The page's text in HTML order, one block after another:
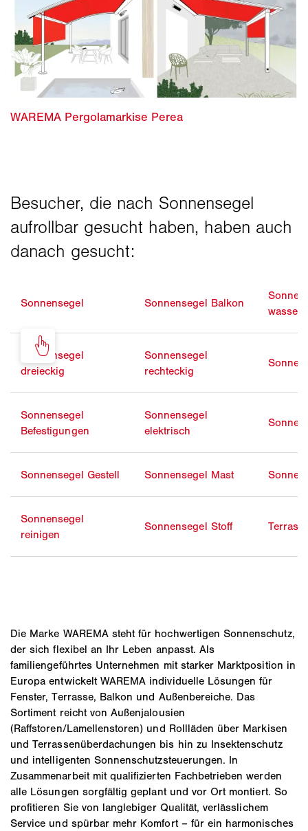
Sonnensegel Sonnensegel Balkon
Sonnensegel
dreieckig
Sonnensegel
rechteckig
Sonnensegel
Befestigungen
Sonnensegel
elektrisch
Sonnensegel Gestell Sonnensegel Mast
Sonnensegel
reinigen
Sonnensegel Stoff
Die Marke WAREMA steht für hochwertigen Sonnenschutz,
der sich flexibel an Ihr Leben anpasst. Als
familiengeführtes Unternehmen mit starker Marktposition in
Europa entwickelt WAREMA individuelle Lösungen für
Fenster, Terrasse, Balkon und Außenbereiche. Das
Sortiment reicht von Außenjalousien
(Raffstoren/Lamellenstoren) und Rollläden über Markisen
und Terrassenüberdachungen bis hin zu Insektenschutz
und intelligenten Sonnenschutzsteuerungen. In
Zusammenarbeit mit qualifizierten Fachbetrieben werden
alle Lösungen sorgfältig geplant und vor Ort montiert. So
profitieren Sie von langlebiger Qualität, verlässlichem
Service und spürbar mehr Komfort – für ein harmonisches